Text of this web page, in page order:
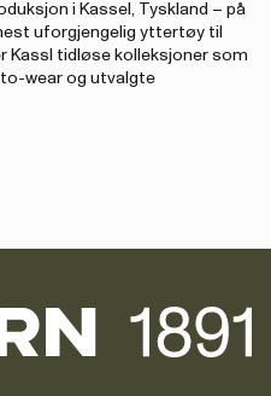
i Kassel, Tyskland – på
uforgjengelig yttertøy til
Kassl tidløse kolleksjoner som
to-wear og utvalgte